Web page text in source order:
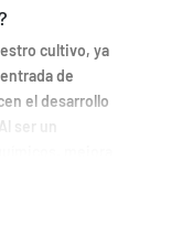
cultivo, ya
de
el desarrollo
ser un
la resistencia